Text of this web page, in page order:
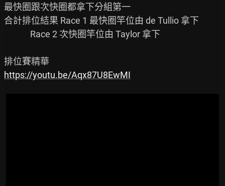
最快圈跟次快圈都拿下分組第一
合計排位結果 Race 1 最快圈竿位由 de Tullio 拿下
https://youtu.be/Aqx87U8EwMI